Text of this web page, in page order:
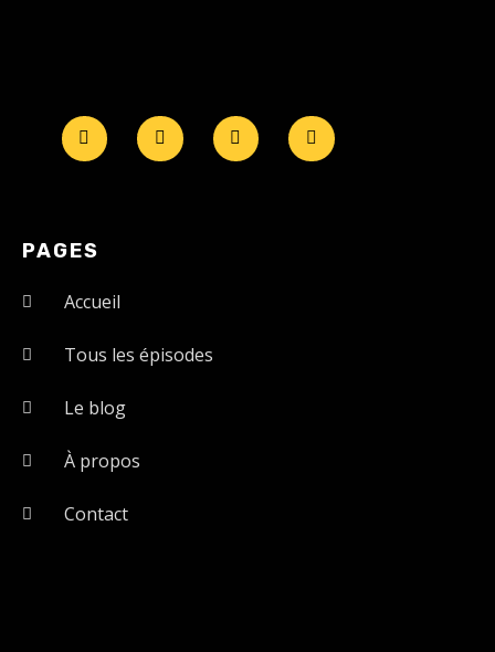
PAGES
Accueil
Tous les épisodes
Le blog
À propos
Contact